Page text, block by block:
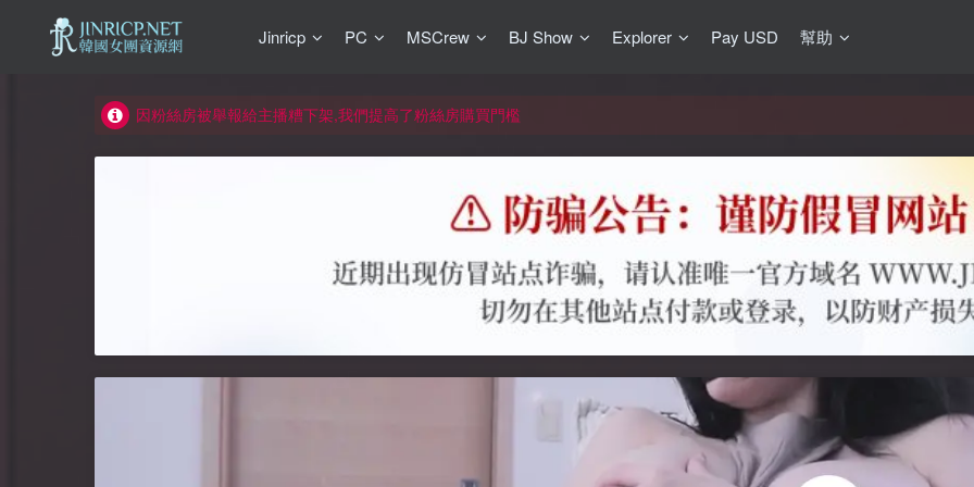
Jinricp PC MSCrew BJ Show Explorer Pay USD 幫助
如何獲得 Jinricp.net 網站邀請碼
因粉絲房被舉報給主播糟下架,我們提高了粉絲房購買門檻
所有ED2K連結僅支援115網盤/PikPak網盤，其它網盤均不支援
正版宣告: 警惕盜版網站冒充 Jinricp.net [20260605更新]